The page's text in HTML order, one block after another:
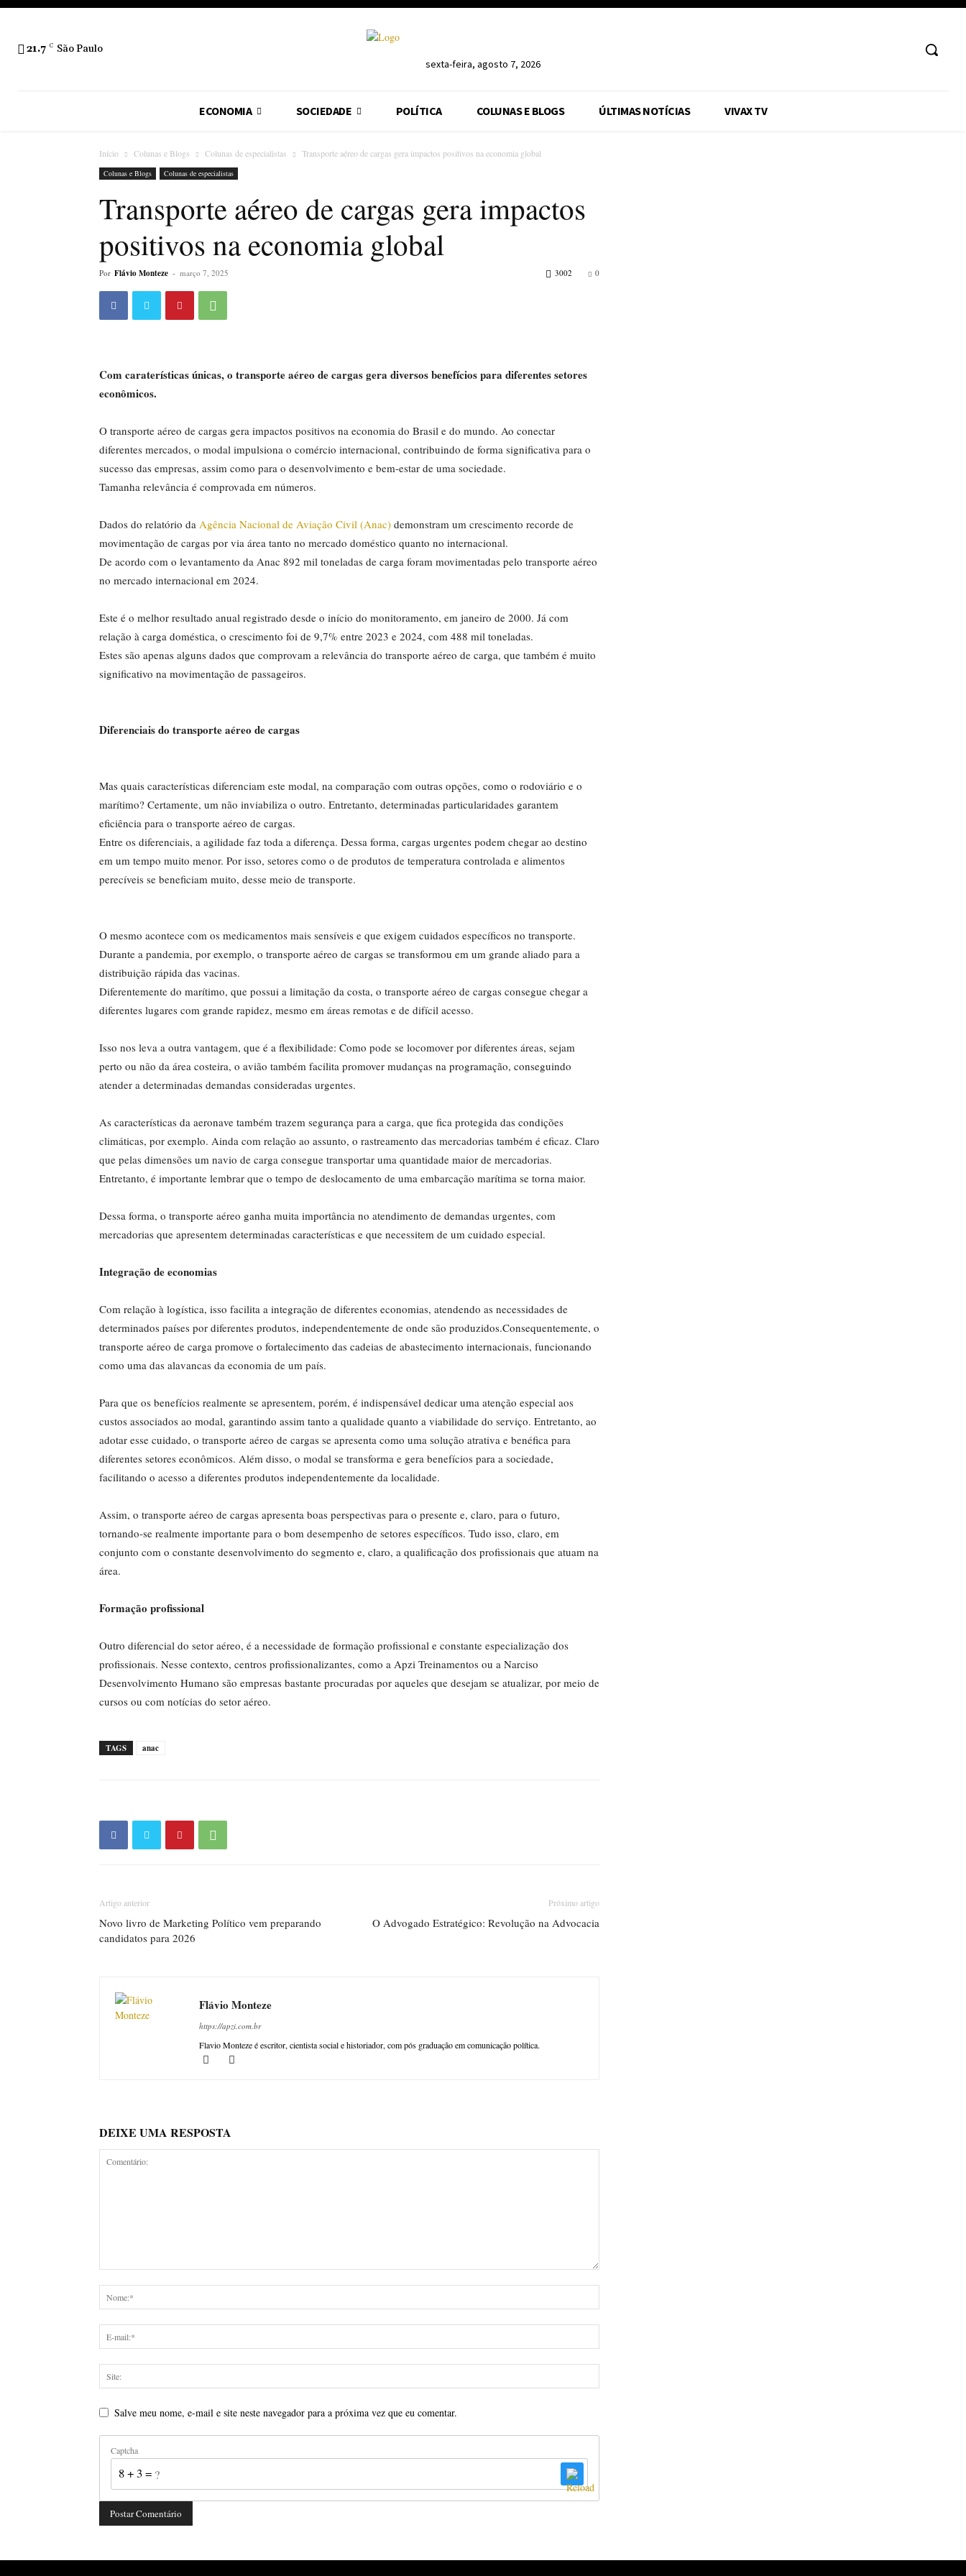
21.7 C São Paulo
sexta-feira, agosto 7, 2026
ECONOMIA SOCIEDADE POLÍTICA COLUNAS E BLOGS ÚLTIMAS NOTÍCIAS VIVAX TV
Início Colunas e Blogs Colunas de especialistas Transporte aéreo de cargas gera impactos positivos na economia global
Colunas e Blogs Colunas de especialistas
Transporte aéreo de cargas gera impactos
positivos na economia global
Por Flávio Monteze - março 7, 2025 0
3002
Com caraterísticas únicas, o transporte aéreo de cargas gera diversos benefícios para diferentes setores
econômicos.
O transporte aéreo de cargas gera impactos positivos na economia do Brasil e do mundo. Ao conectar
diferentes mercados, o modal impulsiona o comércio internacional, contribuindo de forma significativa para o
sucesso das empresas, assim como para o desenvolvimento e bem-estar de uma sociedade.
Tamanha relevância é comprovada em números.
Dados do relatório da Agência Nacional de Aviação Civil (Anac) demonstram um crescimento recorde de
movimentação de cargas por via área tanto no mercado doméstico quanto no internacional.
De acordo com o levantamento da Anac 892 mil toneladas de carga foram movimentadas pelo transporte aéreo
no mercado internacional em 2024.
Este é o melhor resultado anual registrado desde o início do monitoramento, em janeiro de 2000. Já com
relação à carga doméstica, o crescimento foi de 9,7% entre 2023 e 2024, com 488 mil toneladas.
Estes são apenas alguns dados que comprovam a relevância do transporte aéreo de carga, que também é muito
significativo na movimentação de passageiros.
Diferenciais do transporte aéreo de cargas
Mas quais características diferenciam este modal, na comparação com outras opções, como o rodoviário e o
marítimo? Certamente, um não inviabiliza o outro. Entretanto, determinadas particularidades garantem
eficiência para o transporte aéreo de cargas.
Entre os diferenciais, a agilidade faz toda a diferença. Dessa forma, cargas urgentes podem chegar ao destino
em um tempo muito menor. Por isso, setores como o de produtos de temperatura controlada e alimentos
perecíveis se beneﬁciam muito, desse meio de transporte.
O mesmo acontece com os medicamentos mais sensíveis e que exigem cuidados específicos no transporte.
Durante a pandemia, por exemplo, o transporte aéreo de cargas se transformou em um grande aliado para a
distribuição rápida das vacinas.
Diferentemente do marítimo, que possui a limitação da costa, o transporte aéreo de cargas consegue chegar a
diferentes lugares com grande rapidez, mesmo em áreas remotas e de difícil acesso.
Isso nos leva a outra vantagem, que é a flexibilidade: Como pode se locomover por diferentes áreas, sejam
perto ou não da área costeira, o avião também facilita promover mudanças na programação, conseguindo
atender a determinadas demandas consideradas urgentes.
As características da aeronave também trazem segurança para a carga, que fica protegida das condições
climáticas, por exemplo. Ainda com relação ao assunto, o rastreamento das mercadorias também é eficaz. Claro
que pelas dimensões um navio de carga consegue transportar uma quantidade maior de mercadorias.
Entretanto, é importante lembrar que o tempo de deslocamento de uma embarcação marítima se torna maior.
Dessa forma, o transporte aéreo ganha muita importância no atendimento de demandas urgentes, com
mercadorias que apresentem determinadas características e que necessitem de um cuidado especial.
Integração de economias
Com relação à logística, isso facilita a integração de diferentes economias, atendendo as necessidades de
determinados países por diferentes produtos, independentemente de onde são produzidos.Consequentemente, o
transporte aéreo de carga promove o fortalecimento das cadeias de abastecimento internacionais, funcionando
como uma das alavancas da economia de um país.
Para que os benefícios realmente se apresentem, porém, é indispensável dedicar uma atenção especial aos
custos associados ao modal, garantindo assim tanto a qualidade quanto a viabilidade do serviço. Entretanto, ao
adotar esse cuidado, o transporte aéreo de cargas se apresenta como uma solução atrativa e benéfica para
diferentes setores econômicos. Além disso, o modal se transforma e gera benefícios para a sociedade,
facilitando o acesso a diferentes produtos independentemente da localidade.
Assim, o transporte aéreo de cargas apresenta boas perspectivas para o presente e, claro, para o futuro,
tornando-se realmente importante para o bom desempenho de setores específicos. Tudo isso, claro, em
conjunto com o constante desenvolvimento do segmento e, claro, a qualificação dos profissionais que atuam na
área.
Formação profissional
Outro diferencial do setor aéreo, é a necessidade de formação profissional e constante especialização dos
profissionais. Nesse contexto, centros profissionalizantes, como a Apzi Treinamentos ou a Narciso
Desenvolvimento Humano são empresas bastante procuradas por aqueles que desejam se atualizar, por meio de
cursos ou com notícias do setor aéreo.
TAGS anac
Artigo anterior
Novo livro de Marketing Político vem preparando
candidatos para 2026
Próximo artigo
O Advogado Estratégico: Revolução na Advocacia
Flávio Monteze
https://apzi.com.br
Flavio Monteze é escritor, cientista social e historiador, com pós graduação em comunicação política.
DEIXE UMA RESPOSTA
Salve meu nome, e-mail e site neste navegador para a próxima vez que eu comentar.
Captcha
8 + 3 = ?